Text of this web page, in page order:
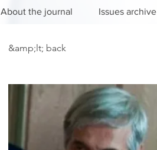
About the journal Issues archive
&amp;lt; back